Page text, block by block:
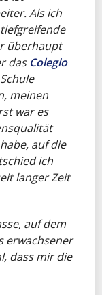
Als ich
überhaupt
das Colegio
meinen
war es
auf die
ich
langer Zeit
auf dem
erwachsener
dass mir die